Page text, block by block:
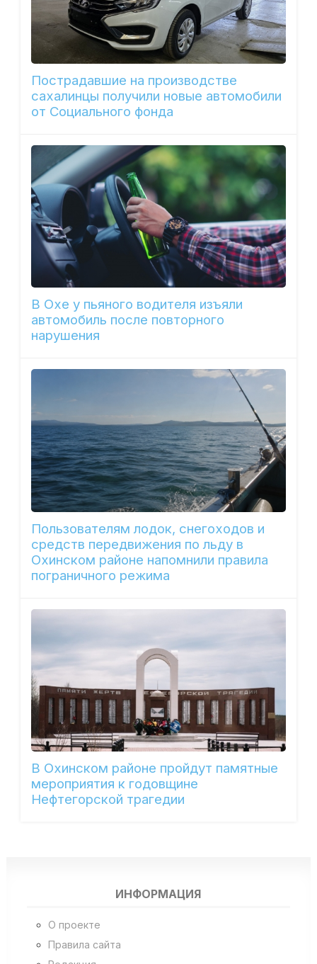
Пострадавшие на производстве
сахалинцы получили новые автомобили
от Социального фонда
В Охе у пьяного водителя изъяли
автомобиль после повторного
нарушения
Пользователям лодок, снегоходов и
средств передвижения по льду в
Охинском районе напомнили правила
пограничного режима
В Охинском районе пройдут памятные
мероприятия к годовщине
Нефтегорской трагедии
ИНФОРМАЦИЯ
О проекте
Правила сайта